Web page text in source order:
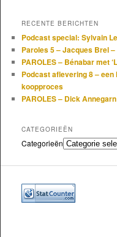
RECENTE BERICHTEN
Podcast special: Sylvain
Paroles 5 – Jacques Brel
PAROLES – Bénabar met
Podcast aflevering 8 –
koopproces
PAROLES – Dick
CATEGORIEËN
Categorieën